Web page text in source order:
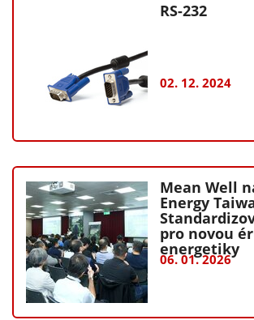
RS-232
02. 12. 2024
Mean Well
Energy
pro novou
energetiky
06. 01. 2026